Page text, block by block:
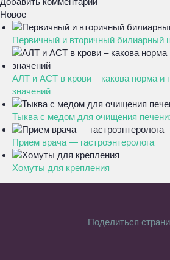
Новое
Первичный и вторичный билиарный
АЛТ и АСТ в крови – какова норма и
значений
Тыква с медом для очищения
Прием врача — гастроэнтеролога
Хомуты для крепления
Поделиться